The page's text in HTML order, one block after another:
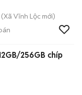
(Xã Vĩnh Lộc mới)
256GB chíp